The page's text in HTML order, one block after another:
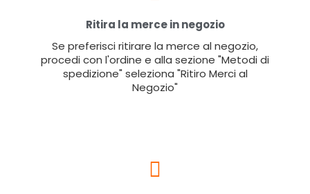
Ritira la merce in negozio
Se preferisci ritirare la merce al negozio,
procedi con l'ordine e alla sezione "Metodi di
spedizione" seleziona "Ritiro Merci al
Negozio"